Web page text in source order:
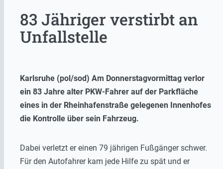
83 Jähriger verstirbt an
Unfallstelle
Karlsruhe (pol/sod) Am Donnerstagvormittag verlor
ein 83 Jahre alter PKW-Fahrer auf der Parkfläche
eines in der Rheinhafenstraße gelegenen Innenhofes
die Kontrolle über sein Fahrzeug.
Dabei verletzt er einen 79 jährigen Fußgänger schwer.
Für den Autofahrer kam jede Hilfe zu spät und er